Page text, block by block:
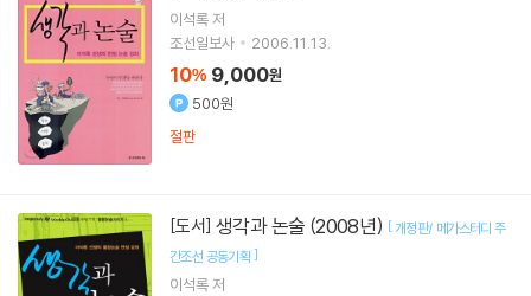
이석록저
조선일보사
2006.11.13.
10% 9,000원
500원
절판
[도서] 생각과 논술 (2008년) [개정판/ 메가스터디 주
간조선 공동기획 ]
이석록저